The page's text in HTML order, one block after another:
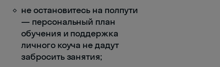
не остановитесь на полпути
— персональный план
обучения и поддержка
личного коуча не дадут
забросить занятия;